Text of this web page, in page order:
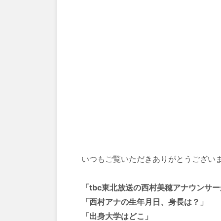
いつもご覧いただきありがとうございま
「tbc東北放送の西村美穂アナウンサー
「西村アナの生年月日、身長は？」
「出身大学はどこ」